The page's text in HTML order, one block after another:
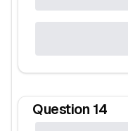
Question 14